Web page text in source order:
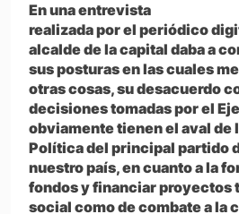
En una entrevista
realizada por el periódico
alcalde de la capital daba a
sus posturas en las cuales
otras cosas, su desacuerdo
decisiones tomadas por el
obviamente tienen el aval de
Política del principal partido
nuestro país, en cuanto a la
fondos y financiar proyectos
social como de combate a la